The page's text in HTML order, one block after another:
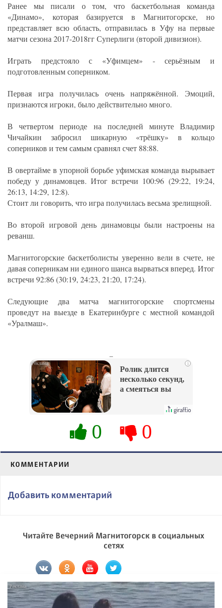
Ранее мы писали о том, что баскетбольная команда
«Динамо», которая базируется в Магнитогорске, но
представляет всю область, отправилась в Уфу на первые
матчи сезона 2017-2018гг Суперлиги (второй дивизион).
Играть предстояло с «Уфимцем» - серьёзным и
подготовленным соперником.
Первая игра получилась очень напряжённой. Эмоций,
признаются игроки, было действительно много.
В четвертом периоде на последней минуте Владимир
Чичайкин забросил шикарную «трёшку» в кольцо
соперников и тем самым сравнял счет 88:88.
В овертайме в упорной борьбе уфимская команда вырывает
победу у динамовцев. Итог встречи 100:96 (29:22, 19:24,
26:13, 14:29, 12:8).
Стоит ли говорить, что игра получилась весьма зрелищной.
Во второй игровой день динамовцы были настроены на
реванш.
Магнитогорские баскетболисты уверенно вели в счете, не
давая соперникам ни единого шанса вырваться вперед. Итог
встречи 92:86 (30:19, 24:23, 21:20, 17:24).
Следующие два матча магнитогорские спортсмены
проведут на выезде в Екатеринбурге с местной командой
«Уралмаш».
i
Ролик длится
несколько секунд,
а смеяться вы
0 0
КОММЕНТАРИИ
Добавить комментарий
Читайте Вечерний Магнитогорск в социальных
сетях